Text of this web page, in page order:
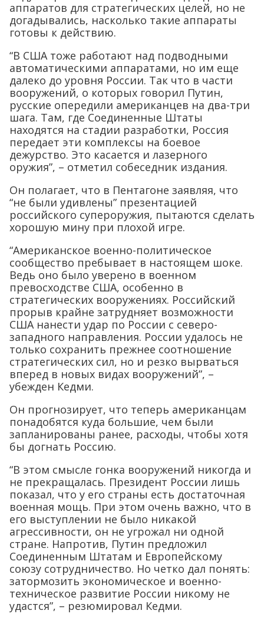
аппаратов для стратегических целей, но не
догадывались, насколько такие аппараты
готовы к действию.
“В США тоже работают над подводными
автоматическими аппаратами, но им еще
далеко до уровня России. Так что в части
вооружений, о которых говорил Путин,
русские опередили американцев на два-три
шага. Там, где Соединенные Штаты
находятся на стадии разработки, Россия
передает эти комплексы на боевое
дежурство. Это касается и лазерного
оружия”, – отметил собеседник издания.
Он полагает, что в Пентагоне заявляя, что
“не были удивлены” презентацией
российского супероружия, пытаются сделать
хорошую мину при плохой игре.
“Американское военно-политическое
сообщество пребывает в настоящем шоке.
Ведь оно было уверено в военном
превосходстве США, особенно в
стратегических вооружениях. Российский
прорыв крайне затрудняет возможности
США нанести удар по России с северо-
западного направления. России удалось не
только сохранить прежнее соотношение
стратегических сил, но и резко вырваться
вперед в новых видах вооружений”, –
убежден Кедми.
Он прогнозирует, что теперь американцам
понадобятся куда большие, чем были
запланированы ранее, расходы, чтобы хотя
бы догнать Россию.
“В этом смысле гонка вооружений никогда и
не прекращалась. Президент России лишь
показал, что у его страны есть достаточная
военная мощь. При этом очень важно, что в
его выступлении не было никакой
агрессивности, он не угрожал ни одной
стране. Напротив, Путин предложил
Соединенным Штатам и Европейскому
союзу сотрудничество. Но четко дал понять:
затормозить экономическое и военно-
техническое развитие России никому не
удастся”, – резюмировал Кедми.